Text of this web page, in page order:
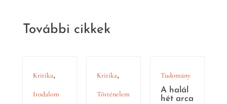
További cikkek
Kritika,
Irodalom
Kritika,
Történelem
Tudomány
A halál
hét arca